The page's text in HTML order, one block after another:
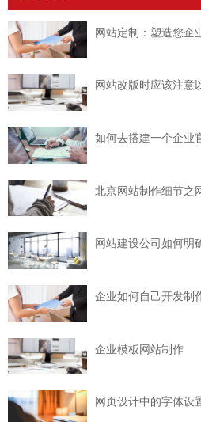
网站定制：塑造您企
网站改版时应该注意
如何去搭建一个企业
北京网站制作细节之
网站建设公司如何明
企业如何自己开发制
企业模板网站制作
网页设计中的字体设